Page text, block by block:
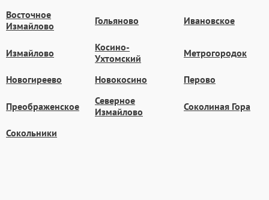
Восточное
Измайлово
Гольяново Ивановское
Измайлово
Косино-
Ухтомский
Метрогородок
Новогиреево Новокосино Перово
Преображенское
Северное
Измайлово
Соколиная Гора
Сокольники